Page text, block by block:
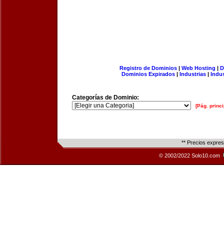
Registro de Dominios| Web Hosting |
Dominios Expirados | Industrias |
Categorías de Dominio:
[Pág.
** Precios
© 2002/2022 Solo10.com